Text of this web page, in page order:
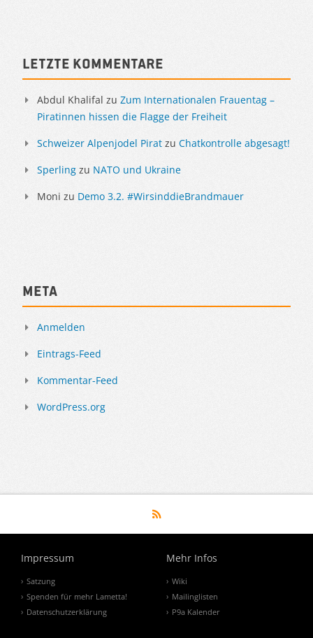
Letzte Kommentare
Abdul Khalifal zu Zum Internationalen Frauentag –
Piratinnen hissen die Flagge der Freiheit
Schweizer Alpenjodel Pirat zu Chatkontrolle abgesagt!
Sperling zu NATO und Ukraine
Moni zu Demo 3.2. #WirsinddieBrandmauer
Meta
Anmelden
Eintrags-Feed
Kommentar-Feed
WordPress.org
Impressum
Satzung
Spenden für mehr Lametta!
Datenschutzerklärung
Mehr Infos
Wiki
Mailinglisten
P9a Kalender